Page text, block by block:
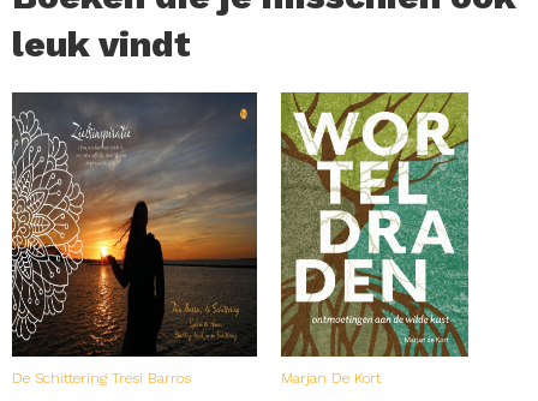
leuk vindt
De Schittering Tresi Barros Marjan De Kort